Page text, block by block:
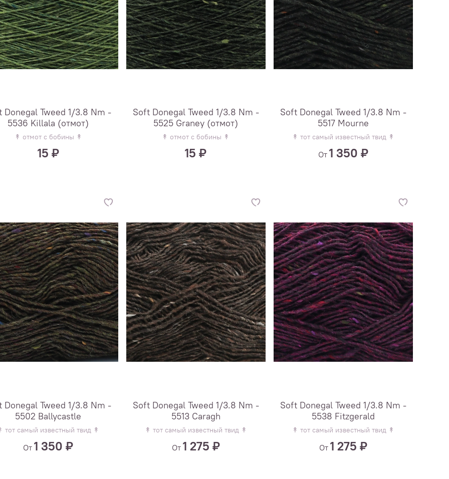
Donegal Tweed 1/3.8 Nm -
5536 Killala (отмот)
↟ отмот с бобины ↟
15 ₽
Soft Donegal Tweed 1/3.8 Nm -
5525 Graney (отмот)
↟ отмот с бобины ↟
15 ₽
Soft Donegal Tweed 1/3.8 Nm -
5517 Mourne
↟ тот самый известный твид ↟
От 1 350 ₽
Donegal Tweed 1/3.8 Nm -
5502 Ballycastle
тот самый известный твид ↟
От 1 350 ₽
Soft Donegal Tweed 1/3.8 Nm -
5513 Caragh
↟ тот самый известный твид ↟
От 1 275 ₽
Soft Donegal Tweed 1/3.8 Nm -
5538 Fitzgerald
↟ тот самый известный твид ↟
От 1 275 ₽